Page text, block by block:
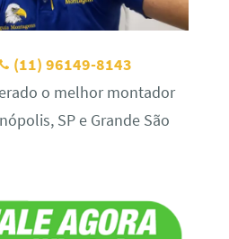
(11) 96149-8143
o melhor montador
SP e Grande São